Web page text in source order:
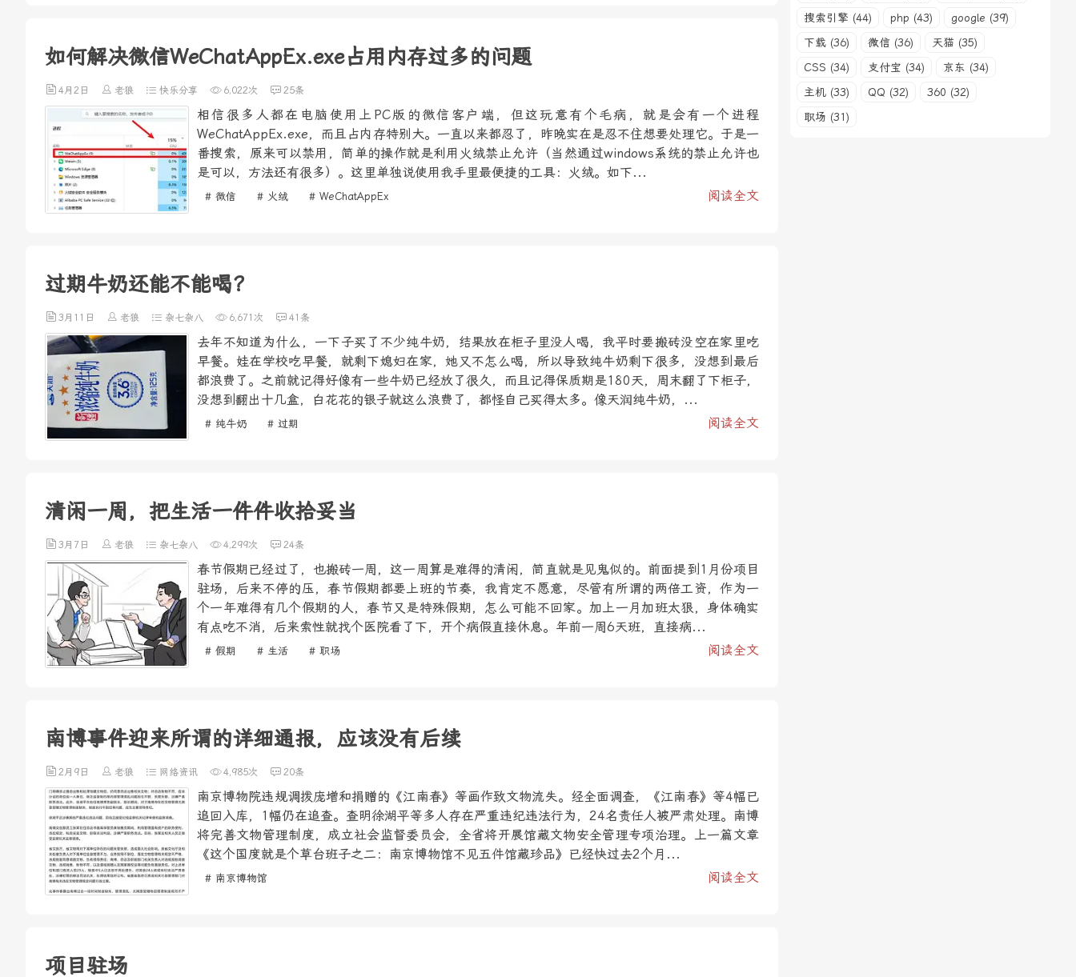
如何解决微信WeChatAppEx.exe占用内存过多的问题
4月2日 老狼 快乐分享 6,022次 25条
相信很多人都在电脑使用上PC版的微信客户端，但这玩意有个毛病，就是会有一个进程
WeChatAppEx.exe，而且占内存特别大。一直以来都忍了，昨晚实在是忍不住想要处理它。于是一
番搜索，原来可以禁用，简单的操作就是利用火绒禁止允许（当然通过windows系统的禁止允许也
是可以，方法还有很多）。这里单独说使用我手里最便捷的工具：火绒。如下...
阅读全文
# 微信 # 火绒 # WeChatAppEx
过期牛奶还能不能喝？
3月11日 老狼 杂七杂八 6,671次 41条
去年不知道为什么，一下子买了不少纯牛奶，结果放在柜子里没人喝，我平时要搬砖没空在家里吃
早餐。娃在学校吃早餐，就剩下媳妇在家，她又不怎么喝，所以导致纯牛奶剩下很多，没想到最后
都浪费了。之前就记得好像有一些牛奶已经放了很久，而且记得保质期是180天，周末翻了下柜子，
没想到翻出十几盒，白花花的银子就这么浪费了，都怪自己买得太多。像天润纯牛奶，...
阅读全文
# 纯牛奶 # 过期
清闲一周，把生活一件件收拾妥当
3月7日 老狼 杂七杂八 4,299次 24条
春节假期已经过了，也搬砖一周，这一周算是难得的清闲，简直就是见鬼似的。前面提到1月份项目
驻场，后来不停的压，春节假期都要上班的节奏，我肯定不愿意，尽管有所谓的两倍工资，作为一
个一年难得有几个假期的人，春节又是特殊假期，怎么可能不回家。加上一月加班太狠，身体确实
有点吃不消，后来索性就找个医院看了下，开个病假直接休息。年前一周6天班，直接病...
阅读全文
# 假期 # 生活 # 职场
南博事件迎来所谓的详细通报，应该没有后续
2月9日 老狼 网络资讯 4,985次 20条
南京博物院违规调拨庞增和捐赠的《江南春》等画作致文物流失。经全面调查，《江南春》等4幅已
追回入库，1幅仍在追查。查明徐湖平等多人存在严重违纪违法行为，24名责任人被严肃处理。南博
将完善文物管理制度，成立社会监督委员会，全省将开展馆藏文物安全管理专项治理。上一篇文章
《这个国度就是个草台班子之二：南京博物馆不见五件馆藏珍品》已经快过去2个月...
阅读全文
# 南京博物馆
项目驻场
搜索引擎 (44)
php (43)
google (39)
下载 (36)
微信 (36)
天猫 (35)
CSS (34)
支付宝 (34)
京东 (34)
主机 (33)
QQ (32)
360 (32)
职场 (31)